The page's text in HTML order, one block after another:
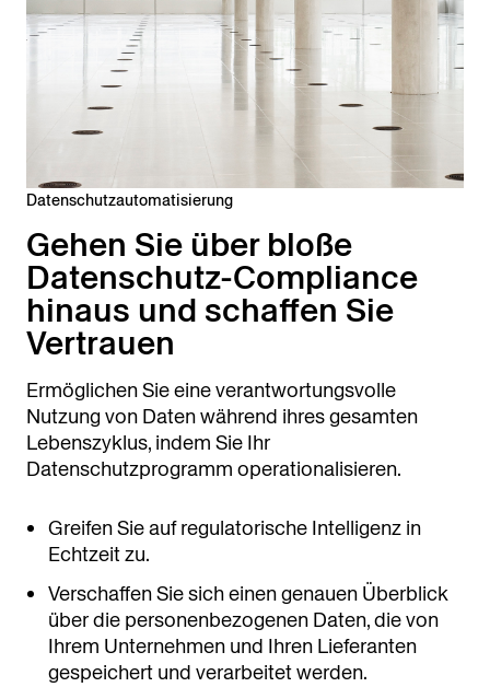
Datenschutzautomatisierung
Gehen Sie über bloße
Datenschutz-Compliance
hinaus und schaffen Sie
Vertrauen
Ermöglichen Sie eine verantwortungsvolle
Nutzung von Daten während ihres gesamten
Lebenszyklus, indem Sie Ihr
Datenschutzprogramm operationalisieren.
Greifen Sie auf regulatorische Intelligenz in
Echtzeit zu.
Verschaffen Sie sich einen genauen Überblick
über die personenbezogenen Daten, die von
Ihrem Unternehmen und Ihren Lieferanten
gespeichert und verarbeitet werden.